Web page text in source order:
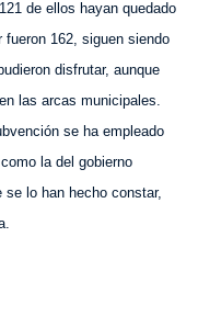
de ellos hayan quedado
fueron 162, siguen siendo
disfrutar, aunque
las arcas municipales.
se ha empleado
la del gobierno
lo han hecho constar,